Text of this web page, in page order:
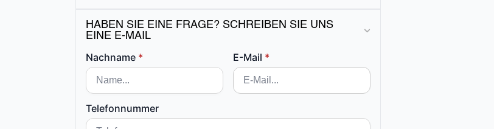
HABEN SIE EINE FRAGE? SCHREIBEN SIE UNS
EINE E-MAIL
Nachname * E-Mail *
Telefonnummer